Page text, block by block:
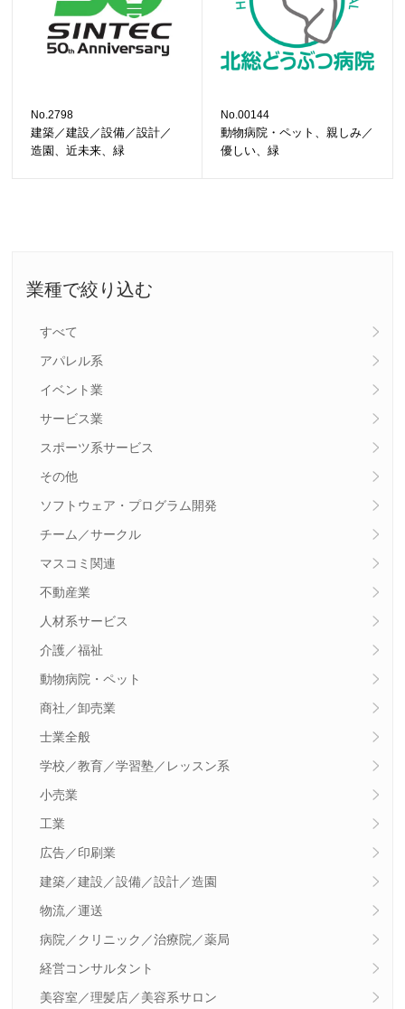
業種で絞り込む
すべて
アパレル系
イベント業
サービス業
スポーツ系サービス
その他
ソフトウェア・プログラム開発
チーム／サークル
マスコミ関連
不動産業
人材系サービス
介護／福祉
動物病院・ペット
商社／卸売業
士業全般
学校／教育／学習塾／レッスン系
小売業
工業
広告／印刷業
建築／建設／設備／設計／造園
物流／運送
病院／クリニック／治療院／薬局
経営コンサルタント
美容室／理髪店／美容系サロン
No.2798
建築／建設／設備／設計／
造園、近未来、緑
No.00144
動物病院・ペット、親しみ／
優しい、緑